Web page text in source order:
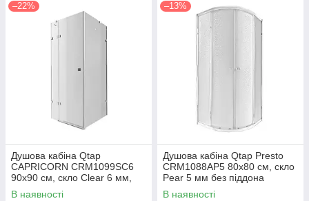
–22%
Душова кабіна Qtap
CAPRICORN CRM1099SC6
90х90 см, скло Clear 6 мм,
CalcLess, без піддона
В наявності
–13%
Душова кабіна Qtap Presto
CRM1088AP5 80х80 см, скло
Pear 5 мм без піддона
В наявності